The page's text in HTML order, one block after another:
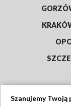
Szanujemy Twoją